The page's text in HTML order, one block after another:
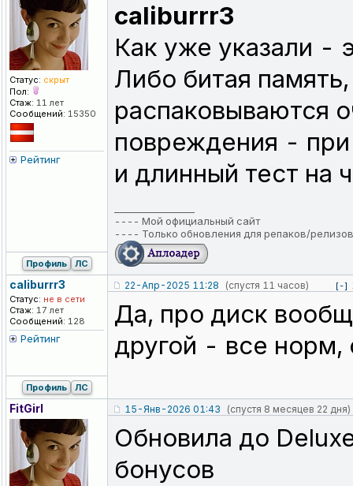
Статус: скрыт
Пол:
Стаж: 11 лет
Сообщений: 15350
Рейтинг
caliburrr3
Как уже указали -
Либо битая
распаковываются
повреждения -
и длинный тест на
---- Мой официальный сайт
---- Только обновления для репаков/релизов
Профиль ЛС
caliburrr3
Статус: не в сети
Стаж: 17 лет
Сообщений: 128
Рейтинг
22-Апр-2025 11:28 (спустя 11 часов) [-]
Да, про диск
другой - все норм,
Профиль ЛС
FitGirl 15-Янв-2026 01:43 (спустя 8 месяцев 22 дня)
Обновила до
бонусов